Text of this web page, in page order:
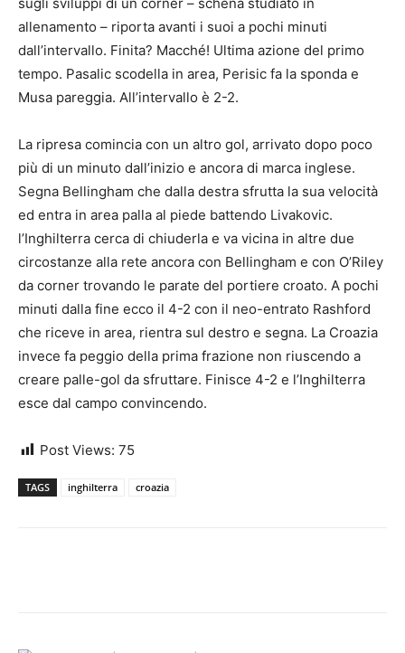
allenamento – riporta avanti i suoi a pochi minuti
dall’intervallo. Finita? Macché! Ultima azione del primo
tempo. Pasalic scodella in area, Perisic fa la sponda e
Musa pareggia. All’intervallo è 2-2.
La ripresa comincia con un altro gol, arrivato dopo poco
più di un minuto dall’inizio e ancora di marca inglese.
Segna Bellingham che dalla destra sfrutta la sua velocità
ed entra in area palla al piede battendo Livakovic.
l’Inghilterra cerca di chiuderla e va vicina in altre due
circostanze alla rete ancora con Bellingham e con O’Riley
da corner trovando le parate del portiere croato. A pochi
minuti dalla fine ecco il 4-2 con il neo-entrato Rashford
che riceve in area, rientra sul destro e segna. La Croazia
invece fa peggio della prima frazione non riuscendo a
creare palle-gol da sfruttare. Finisce 4-2 e l’Inghilterra
esce dal campo convincendo.
Post Views: 75
TAGS inghilterra croazia